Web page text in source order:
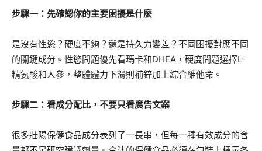
步驟一：先確認你的主要困擾是什麼
是沒有性慾？硬度不夠？還是持久力變差？不同困擾對應不同
的關鍵成分。性慾問題優先看瑪卡和DHEA，硬度問題選擇L-
精氨酸和人參，整體體力下滑則補鋅加上綜合維他命。
步驟二：看成分配比，不要只看廣告文案
很多壯陽保健食品成分表列了一長串，但每一種有效成分的含